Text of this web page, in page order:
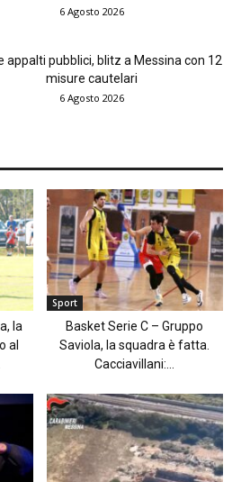
6 Agosto 2026
appalti pubblici, blitz a Messina con 12
misure cautelari
6 Agosto 2026
la
al
Sport
Basket Serie C – Gruppo
Saviola, la squadra è fatta.
Cacciavillani:...